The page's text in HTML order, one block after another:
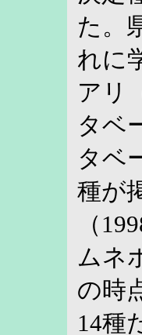
た。
れに
アリ
タベ
タベ
種が
（
ムネ
の時
14種